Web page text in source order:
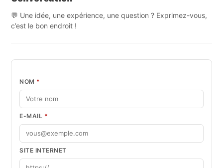
💬 Une idée, une expérience, une question ? Exprimez-vous,
c’est le bon endroit !
NOM *
E-MAIL *
SITE INTERNET